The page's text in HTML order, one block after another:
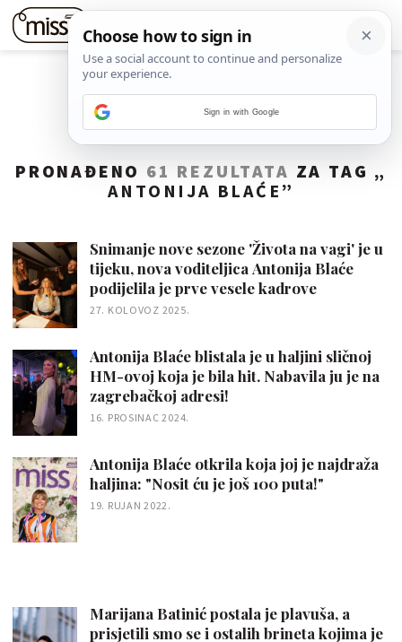
PRONAĐENO 61 REZULTATA ZA TAG „
ANTONIJA BLAĆE ”
Snimanje nove sezone 'Života na vagi' je u
tijeku, nova voditeljica Antonija Blaće
podijelila je prve vesele kadrove
27. KOLOVOZ 2025.
Antonija Blaće blistala je u haljini sličnoj
HM-ovoj koja je bila hit. Nabavila ju je na
zagrebačkoj adresi!
16. PROSINAC 2024.
Antonija Blaće otkrila koja joj je najdraža
haljina: "Nosit ću je još 100 puta!"
19. RUJAN 2022.
Marijana Batinić postala je plavuša, a
prisjetili smo se i ostalih brineta kojima je
Sign in with Google